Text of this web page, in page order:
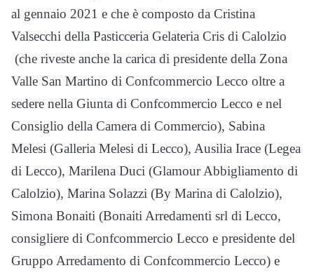
al gennaio 2021 e che è composto da Cristina
Valsecchi della Pasticceria Gelateria Cris di Calolzio
(che riveste anche la carica di presidente della Zona
Valle San Martino di Confcommercio Lecco oltre a
sedere nella Giunta di Confcommercio Lecco e nel
Consiglio della Camera di Commercio), Sabina
Melesi (Galleria Melesi di Lecco), Ausilia Irace (Legea
di Lecco), Marilena Duci (Glamour Abbigliamento di
Calolzio), Marina Solazzi (By Marina di Calolzio),
Simona Bonaiti (Bonaiti Arredamenti srl di Lecco,
consigliere di Confcommercio Lecco e presidente del
Gruppo Arredamento di Confcommercio Lecco) e